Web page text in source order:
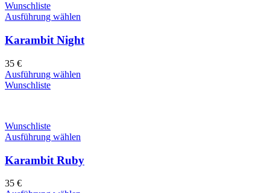
Wunschliste
Ausführung wählen
Karambit Night
35 €
Ausführung wählen
Wunschliste
Wunschliste
Ausführung wählen
Karambit Ruby
35 €